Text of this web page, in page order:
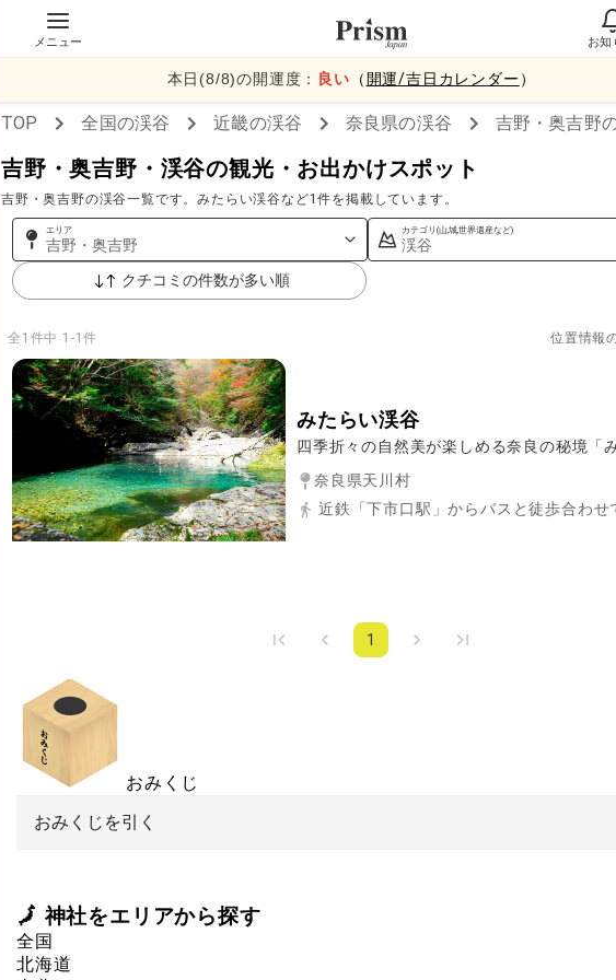
メニュー お知
本日(8/8)の開運度： 良い （ 開運/吉日カレンダー ）
TOP 全国の渓谷 近畿の渓谷 奈良県の渓谷 吉野・奥吉野
吉野・奥吉野・渓谷の観光・お出かけスポット
吉野・奥吉野の渓谷一覧です。みたらい渓谷など1件を掲載しています。
エリア
吉野・奥吉野
カテゴリ(山,城,世界遺産など)
渓谷
クチコミの件数が多い順
全 1 件中 1-1件 位置情報
みたらい渓谷
四季折々の自然美が楽しめる奈良の秘境「
奈良県天川村
近鉄「下市口駅」からバスと徒歩合わせ
1
おみくじ
おみくじを引く
🗾 神社をエリアから探す
全国
北海道